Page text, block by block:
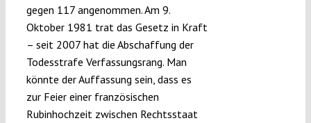
gegen 117 angenommen. Am 9.
Oktober 1981 trat das Gesetz in Kraft
– seit 2007 hat die Abschaffung der
Todesstrafe Verfassungsrang. Man
könnte der Auffassung sein, dass es
zur Feier einer französischen
Rubinhochzeit zwischen Rechtsstaat